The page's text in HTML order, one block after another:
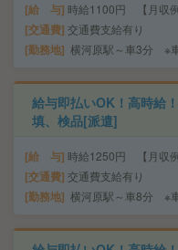
給 与 時給1100円 【月収
交通費 交通費支給有り
勤務地 横河原駅～車3分 ※
給与即払いOK！高時給
填、検品[派遣]
給 与 時給1250円 【月収
交通費 交通費支給有り
勤務地 横河原駅～車8分 ※